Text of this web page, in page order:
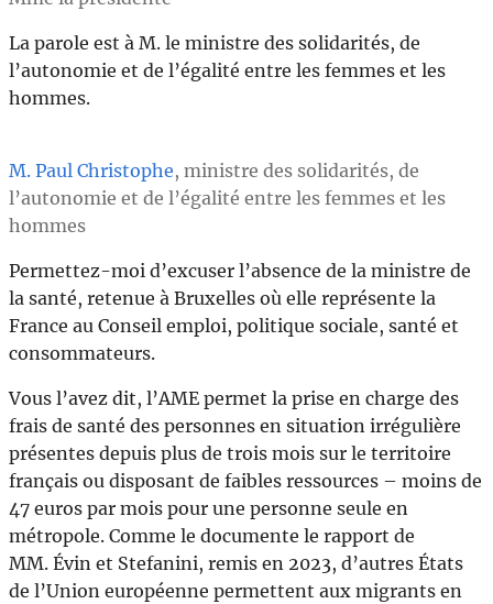
La parole est à M. le ministre des solidarités, de
l’autonomie et de l’égalité entre les femmes et les
hommes.
M. Paul Christophe, ministre des solidarités, de
l’autonomie et de l’égalité entre les femmes et les
hommes
Permettez-moi d’excuser l’absence de la ministre de
la santé, retenue à Bruxelles où elle représente la
France au Conseil emploi, politique sociale, santé et
consommateurs.
Vous l’avez dit, l’AME permet la prise en charge des
frais de santé des personnes en situation irrégulière
présentes depuis plus de trois mois sur le territoire
français ou disposant de faibles ressources – moins de
47 euros par mois pour une personne seule en
métropole. Comme le documente le rapport de
MM. Évin et Stefanini, remis en 2023, d’autres États
de l’Union européenne permettent aux migrants en